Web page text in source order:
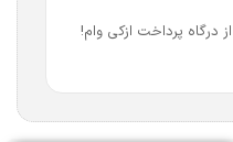
درگاه پرداخت ازکی وام!